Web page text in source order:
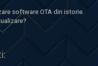
software OTA din istorie.